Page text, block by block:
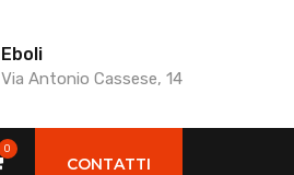
Eboli
Via Antonio Cassese, 14
CONTATTI
0